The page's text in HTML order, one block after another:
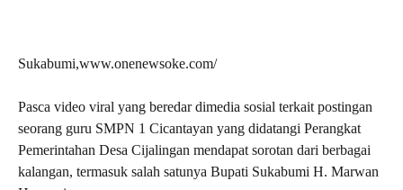
Sukabumi,www.onenewsoke.com/
Pasca video viral yang beredar dimedia sosial terkait postingan
seorang guru SMPN 1 Cicantayan yang didatangi Perangkat
Pemerintahan Desa Cijalingan mendapat sorotan dari berbagai
kalangan, termasuk salah satunya Bupati Sukabumi H. Marwan